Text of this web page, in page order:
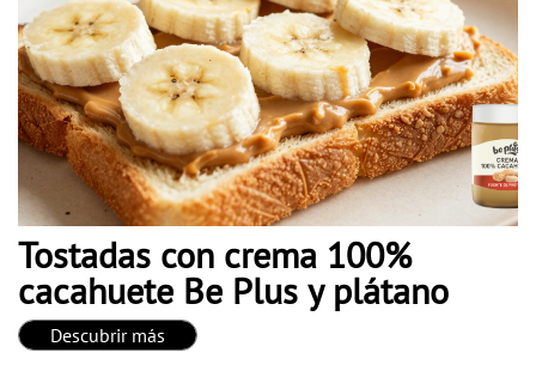
Tostadas con crema 100%
cacahuete Be Plus y plátano
Descubrir más